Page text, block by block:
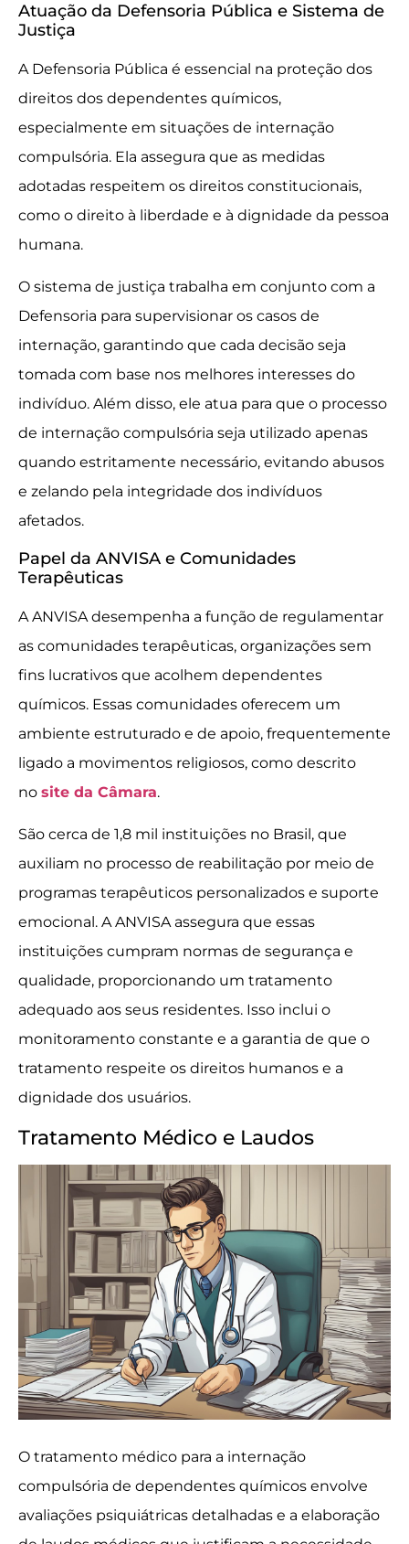
Atuação da Defensoria Pública e Sistema de
Justiça
A Defensoria Pública é essencial na proteção dos
direitos dos dependentes químicos,
especialmente em situações de internação
compulsória. Ela assegura que as medidas
adotadas respeitem os direitos constitucionais,
como o direito à liberdade e à dignidade da pessoa
humana.
O sistema de justiça trabalha em conjunto com a
Defensoria para supervisionar os casos de
internação, garantindo que cada decisão seja
tomada com base nos melhores interesses do
indivíduo. Além disso, ele atua para que o processo
de internação compulsória seja utilizado apenas
quando estritamente necessário, evitando abusos
e zelando pela integridade dos indivíduos
afetados.
Papel da ANVISA e Comunidades
Terapêuticas
A ANVISA desempenha a função de regulamentar
as comunidades terapêuticas, organizações sem
fins lucrativos que acolhem dependentes
químicos. Essas comunidades oferecem um
ambiente estruturado e de apoio, frequentemente
ligado a movimentos religiosos, como descrito
no site da Câmara.
São cerca de 1,8 mil instituições no Brasil, que
auxiliam no processo de reabilitação por meio de
programas terapêuticos personalizados e suporte
emocional. A ANVISA assegura que essas
instituições cumpram normas de segurança e
qualidade, proporcionando um tratamento
adequado aos seus residentes. Isso inclui o
monitoramento constante e a garantia de que o
tratamento respeite os direitos humanos e a
dignidade dos usuários.
Tratamento Médico e Laudos
O tratamento médico para a internação
compulsória de dependentes químicos envolve
avaliações psiquiátricas detalhadas e a elaboração